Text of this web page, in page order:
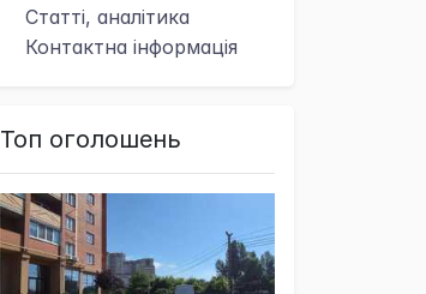
Статті, аналітика
Контактна інформація
Топ оголошень